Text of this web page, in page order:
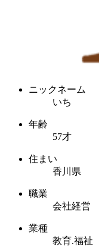
ニックネーム
いち
年齢
57才
住まい
香川県
職業
会社経営
業種
教育.福祉